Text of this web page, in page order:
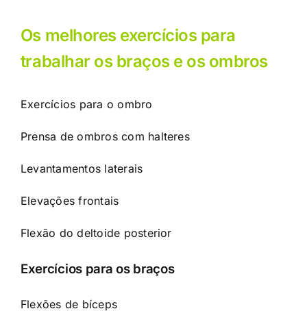
Os melhores exercícios para
trabalhar os braços e os ombros
Exercícios para o ombro
Prensa de ombros com halteres
Levantamentos laterais
Elevações frontais
Flexão do deltoide posterior
Exercícios para os braços
Flexões de bíceps